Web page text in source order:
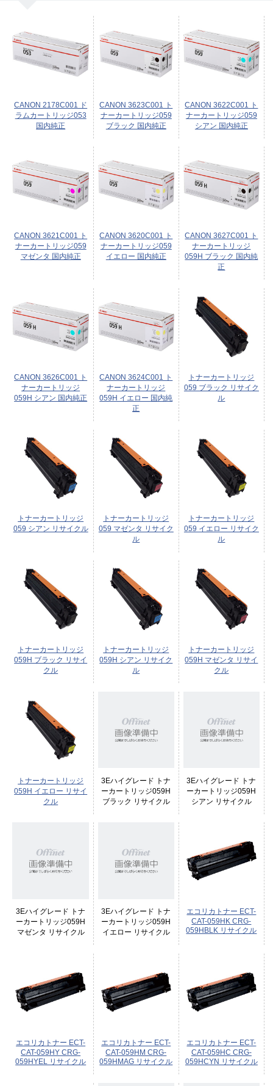
CANON 2178C001 ド
ラムカートリッジ053
国内純正
CANON 3623C001 ト
ナーカートリッジ059
ブラック 国内純正
CANON 3622C001 ト
ナーカートリッジ059
シアン 国内純正
CANON 3621C001 ト
ナーカートリッジ059
マゼンタ 国内純正
CANON 3620C001 ト
ナーカートリッジ059
イエロー 国内純正
CANON 3627C001 ト
ナーカートリッジ
059H ブラック 国内純
正
CANON 3626C001 ト
ナーカートリッジ
059H シアン 国内純正
CANON 3624C001 ト
ナーカートリッジ
059H イエロー 国内純
正
トナーカートリッジ
059 ブラック リサイク
ル
トナーカートリッジ
059 シアン リサイクル
トナーカートリッジ
059 マゼンタ リサイク
ル
トナーカートリッジ
059 イエロー リサイク
ル
トナーカートリッジ
059H ブラック リサイ
クル
トナーカートリッジ
059H シアン リサイク
ル
トナーカートリッジ
059H マゼンタ リサイ
クル
トナーカートリッジ
059H イエロー リサイ
クル
3Eハイグレード トナ
ーカートリッジ059H
ブラック リサイクル
3Eハイグレード トナ
ーカートリッジ059H
シアン リサイクル
3Eハイグレード トナ
ーカートリッジ059H
マゼンタ リサイクル
3Eハイグレード トナ
ーカートリッジ059H
イエロー リサイクル
エコリカトナー ECT-
CAT-059HK CRG-
059HBLK リサイクル
エコリカトナー ECT-
CAT-059HY CRG-
059HYEL リサイクル
エコリカトナー ECT-
CAT-059HM CRG-
059HMAG リサイクル
エコリカトナー ECT-
CAT-059HC CRG-
059HCYN リサイクル